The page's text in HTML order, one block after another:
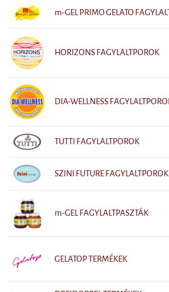
m-GEL PRIMO GELATO
HORIZONS FAGYLALTPOROK
DIA-WELLNESS
TUTTI FAGYLALTPOROK
SZINI FUTURE FAGYLALTPOROK
m-GEL FAGYLALTPASZTÁK
GELATOP TERMÉKEK